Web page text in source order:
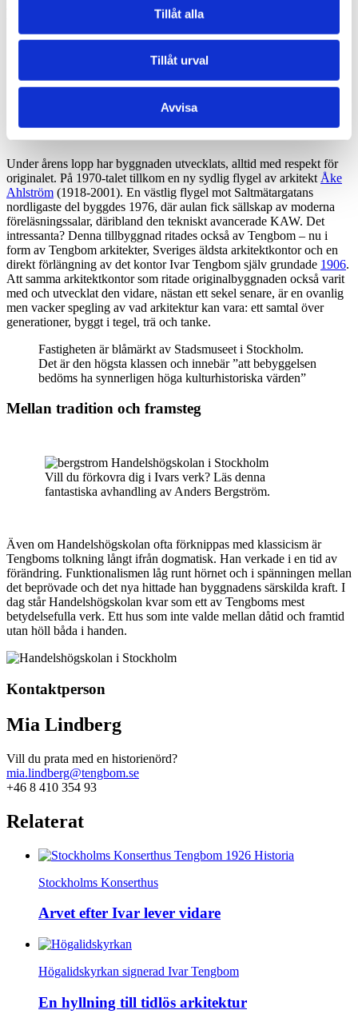
Tillåt alla
Tillåt urval
Avvisa
Respektfulla tillbyggnader
Under årens lopp har byggnaden utvecklats, alltid med respekt för
originalet. På 1970-talet tillkom en ny sydlig flygel av arkitekt Åke
Ahlström (1918-2001). En västlig flygel mot Saltmätargatans
nordligaste del byggdes 1976, där aulan fick sällskap av moderna
föreläsningssalar, däribland den tekniskt avancerade KAW. Det
intressanta? Denna tillbyggnad ritades också av Tengbom – nu i
form av Tengbom arkitekter, Sveriges äldsta arkitektkontor och en
direkt förlängning av det kontor Ivar Tengbom själv grundade 1906.
Att samma arkitektkontor som ritade originalbyggnaden också varit
med och utvecklat den vidare, nästan ett sekel senare, är en ovanlig
men vacker spegling av vad arkitektur kan vara: ett samtal över
generationer, byggt i tegel, trä och tanke.
Fastigheten är blåmärkt av Stadsmuseet i Stockholm.
Det är den högsta klassen och innebär ”att bebyggelsen
bedöms ha synnerligen höga kulturhistoriska värden”
Mellan tradition och framsteg
Vill du förkovra dig i Ivars verk? Läs denna
fantastiska avhandling av Anders Bergström.
Även om Handelshögskolan ofta förknippas med klassicism är
Tengboms tolkning långt ifrån dogmatisk. Han verkade i en tid av
förändring. Funktionalismen låg runt hörnet och i spänningen mellan
det beprövade och det nya hittade han byggnadens särskilda kraft. I
dag står Handelshögskolan kvar som ett av Tengboms mest
betydelsefulla verk. Ett hus som inte valde mellan dåtid och framtid
utan höll båda i handen.
Kontaktperson
Mia Lindberg
Vill du prata med en historienörd?
mia.lindberg@tengbom.se
+46 8 410 354 93
Relaterat
Stockholms Konserthus
Arvet efter Ivar lever vidare
Högalidskyrkan signerad Ivar Tengbom
En hyllning till tidlös arkitektur